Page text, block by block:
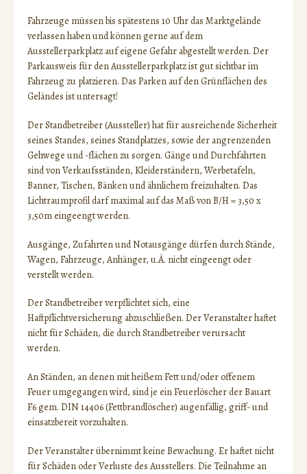
Fahrzeuge müssen bis spätestens 10 Uhr das Marktgelände
verlassen haben und können gerne auf dem
Ausstellerparkplatz auf eigene Gefahr abgestellt werden. Der
Parkausweis für den Ausstellerparkplatz ist gut sichtbar im
Fahrzeug zu platzieren. Das Parken auf den Grünflächen des
Geländes ist untersagt!
Der Standbetreiber (Aussteller) hat für ausreichende Sicherheit
seines Standes, seines Standplatzes, sowie der angrenzenden
Gehwege und -flächen zu sorgen. Gänge und Durchfahrten
sind von Verkaufsständen, Kleiderständern, Werbetafeln,
Banner, Tischen, Bänken und ähnlichem freizuhalten. Das
Lichtraumprofil darf maximal auf das Maß von B/H = 3,50 x
3,50m eingeengt werden.
Ausgänge, Zufahrten und Notausgänge dürfen durch Stände,
Wagen, Fahrzeuge, Anhänger, u.Ä. nicht eingeengt oder
verstellt werden.
Der Standbetreiber verpflichtet sich, eine
Haftpflichtversicherung abzuschließen. Der Veranstalter haftet
nicht für Schäden, die durch Standbetreiber verursacht
werden.
An Ständen, an denen mit heißem Fett und/oder offenem
Feuer umgegangen wird, sind je ein Feuerlöscher der Bauart
F6 gem. DIN 14406 (Fettbrandlöscher) augenfällig, griff- und
einsatzbereit vorzuhalten.
Der Veranstalter übernimmt keine Bewachung. Er haftet nicht
für Schäden oder Verluste des Ausstellers. Die Teilnahme an